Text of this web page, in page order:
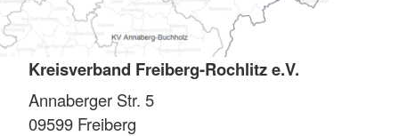
Kreisverband Freiberg-Rochlitz e.V.
Annaberger Str. 5
09599 Freiberg